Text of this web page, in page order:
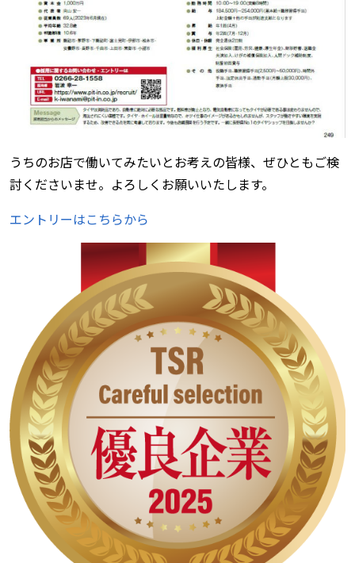
うちのお店で働いてみたいとお考えの皆様、ぜひともご検
討くださいませ。よろしくお願いいたします。
エントリーはこちらから